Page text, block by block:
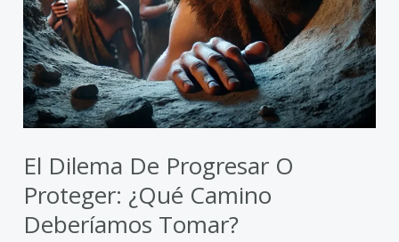
El Dilema De Progresar O
Proteger: ¿Qué Camino
Deberíamos Tomar?
Tomar?